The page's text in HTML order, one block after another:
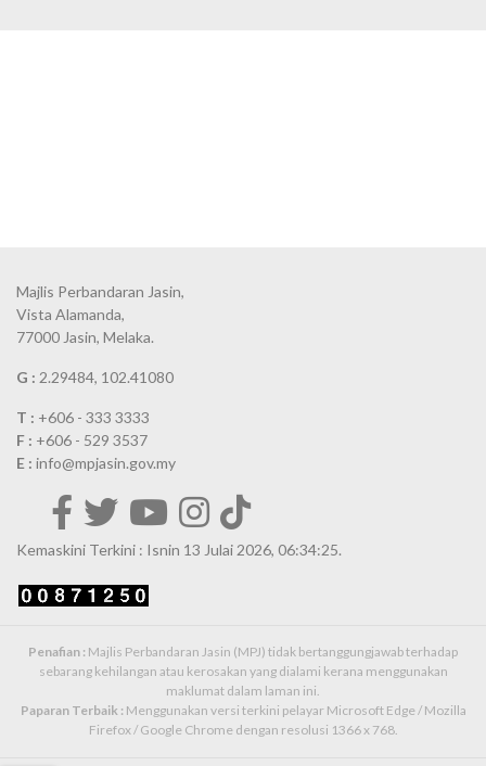
Majlis Perbandaran Jasin,
Vista Alamanda,
77000 Jasin, Melaka.
G : 2.29484, 102.41080
T : +606 - 333 3333
F : +606 - 529 3537
E : info@mpjasin.gov.my
Kemaskini Terkini : Isnin 13 Julai 2026, 06:34:25.
Penafian : Majlis Perbandaran Jasin (MPJ) tidak bertanggungjawab terhadap
sebarang kehilangan atau kerosakan yang dialami kerana menggunakan
maklumat dalam laman ini.
Paparan Terbaik : Menggunakan versi terkini pelayar Microsoft Edge / Mozilla
Firefox / Google Chrome dengan resolusi 1366 x 768.